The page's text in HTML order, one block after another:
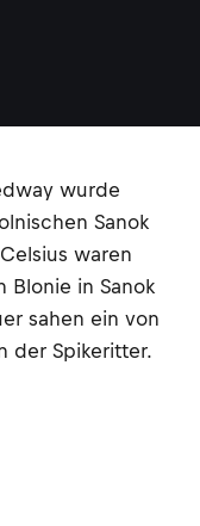
wurde
Sanok
waren
Blonie in Sanok
sahen ein von
der Spikeritter.